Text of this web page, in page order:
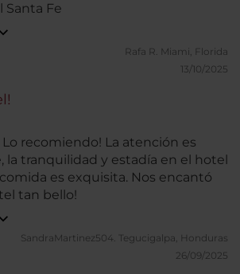
Santa Fe
Rafa R. Miami, Florida
13/10/2025
recomiendo! La atención es
la tranquilidad y estadía en el hotel
es exquisita. Nos encantó
tan bello!
SandraMartinez504. Tegucigalpa, Honduras
26/09/2025